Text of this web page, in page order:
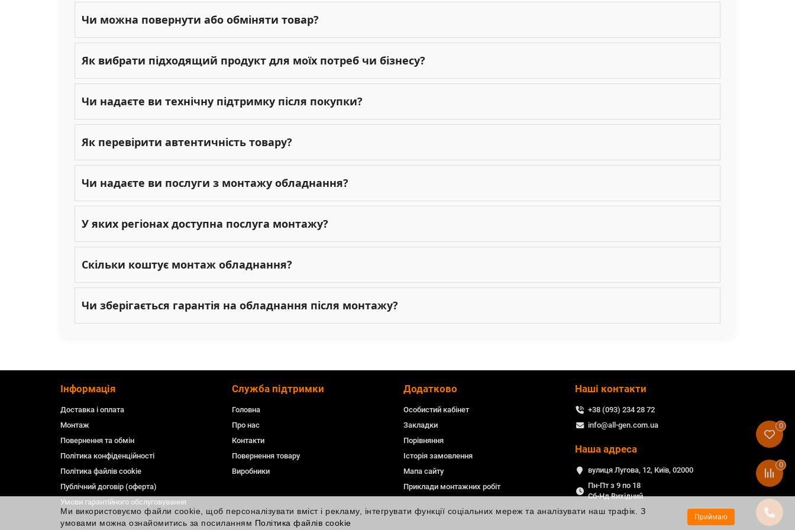
Чи можна повернути або обміняти товар?
Як вибрати підходящий продукт для моїх потреб чи бізнесу?
Чи надаєте ви технічну підтримку після покупки?
Як перевірити автентичність товару?
Чи надаєте ви послуги з монтажу обладнання?
У яких регіонах доступна послуга монтажу?
Скільки коштує монтаж обладнання?
Чи зберігається гарантія на обладнання після монтажу?
Ми використовуємо файли cookie, щоб персоналізувати вміст і рекламу, інтегрувати функції соціальних мереж та аналізувати наш трафік. З
умовами можна ознайомитись за посиланням Політика файлів cookie
Приймаю
Інформація
Доставка і оплата
Монтаж
Повернення та обмін
Політика конфіденційності
Політика файлів cookie
Публічний договір (оферта)
Умови гарантійного обслуговування
Служба підтримки
Головна
Про нас
Контакти
Повернення товару
Виробники
Додатково
Особистий кабінет
Закладки
Порівняння
Історія замовлення
Мапа сайту
Приклади монтажних робіт
Наші контакти
+38 (093) 234 28 72
info@all-gen.com.ua
Наша адреса
вулиця Лугова, 12, Київ, 02000
Пн-Пт з 9 по 18
Сб-Нд Вихідний
0
0